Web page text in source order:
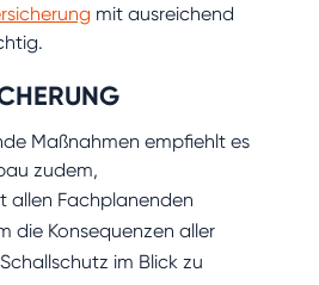
mit ausreichend
Maßnahmen empfiehlt es
zudem,
allen Fachplanenden
die Konsequenzen aller
im Blick zu